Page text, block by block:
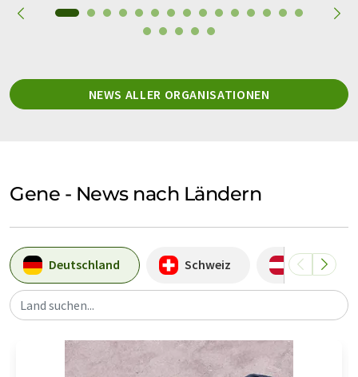
NEWS ALLER ORGANISATIONEN
Gene - News nach Ländern
Deutschland Schweiz Österreich
Land suchen...